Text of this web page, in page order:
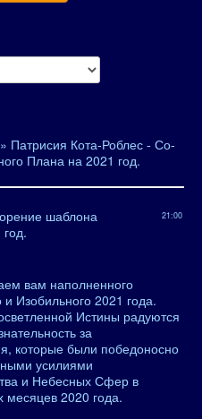
» Патрисия Кота-Роблес - Со-
Плана на 2021 год.
21:00
шаблона
вам наполненного
Изобильного 2021 года.
Истины радуются
за
которые были победоносно
усилиями
и Небесных Сфер в
месяцев 2020 года.